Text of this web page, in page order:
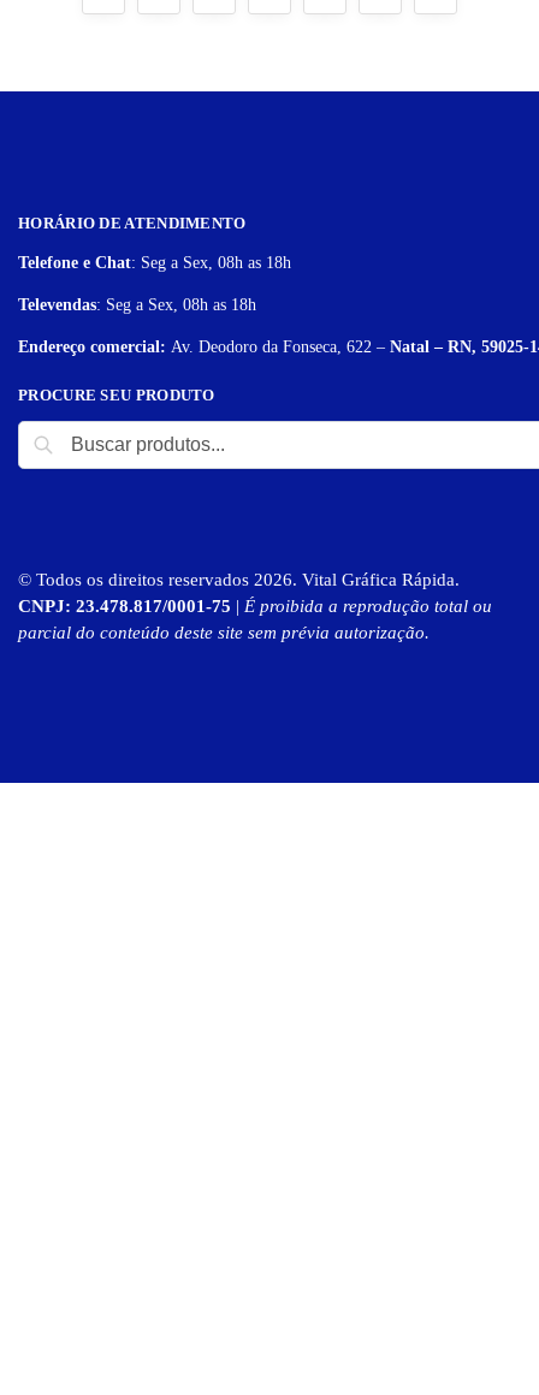
HORÁRIO DE ATENDIMENTO
Telefone e Chat: Seg a Sex, 08h as 18h
Televendas: Seg a Sex, 08h as 18h
Endereço comercial: Av. Deodoro da Fonseca, 622 – Natal – RN, 59025-
PROCURE SEU PRODUTO
© Todos os direitos reservados 2026. Vital Gráfica Rápida.
CNPJ: 23.478.817/0001-75 | É proibida a reprodução total ou
parcial do conteúdo deste site sem prévia autorização.